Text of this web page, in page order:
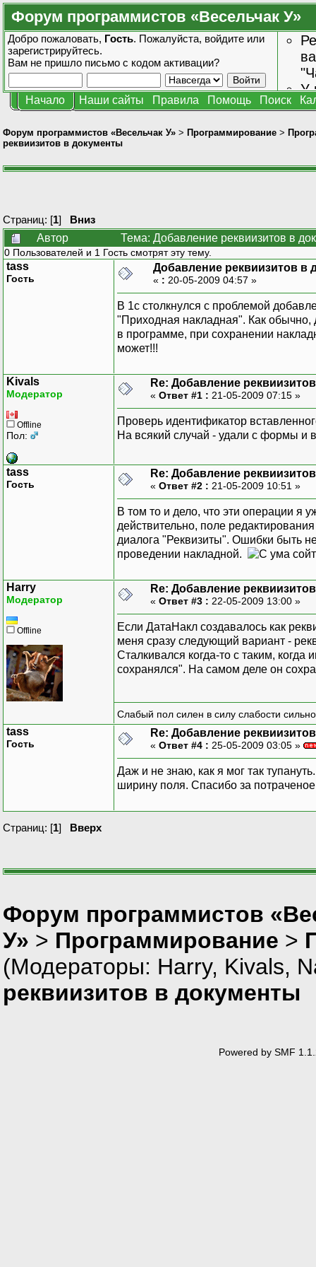
Форум программистов «Весельчак У»
Добро пожаловать, Гость. Пожалуйста, войдите или
зарегистрируйтесь.
Вам не пришло письмо с кодом активации?
У
Начало Наши сайты Правила Помощь Поиск
Форум программистов «Весельчак У» > Программирование >
реквиизитов в документы
Страниц: [1] Вниз
Автор
Тема: Добавление реквиизитов в
0 Пользователей и 1 Гость смотрят эту тему.
tass
Гость
Добавление реквиизитов в
« : 20-05-2009 04:57 »
В 1с столкнулся с проблемой
"Приходная накладная". Как
в программе, при сохранении
может!!!
Kivals
Модератор
Offline
Пол:
Re: Добавление
« Ответ #1 : 21-05-2009 07:15 »
Проверь идентификатор
На всякий случай - удали с формы и
tass
Гость
Re: Добавление
« Ответ #2 : 21-05-2009 10:51 »
В том то и дело, что эти операции я
действительно, поле
диалога "Реквизиты". Ошибки быть
проведении накладной.
Harry
Модератор
Offline
Re: Добавление
« Ответ #3 : 22-05-2009 13:00 »
Если ДатаНакл создавалось как
меня сразу следующий вариант -
Сталкивался когда-то с таким,
сохранялся". На самом деле он
Слабый пол силен в силу слабости
tass
Гость
Re: Добавление
« Ответ #4 : 25-05-2009 03:05 »
Даж и не знаю, как я мог так
ширину поля. Спасибо за
Страниц: [1] Вверх
Форум программистов
У» > Программирование >
(Модераторы: Harry, Kivals,
реквиизитов в документы
Powered by SMF